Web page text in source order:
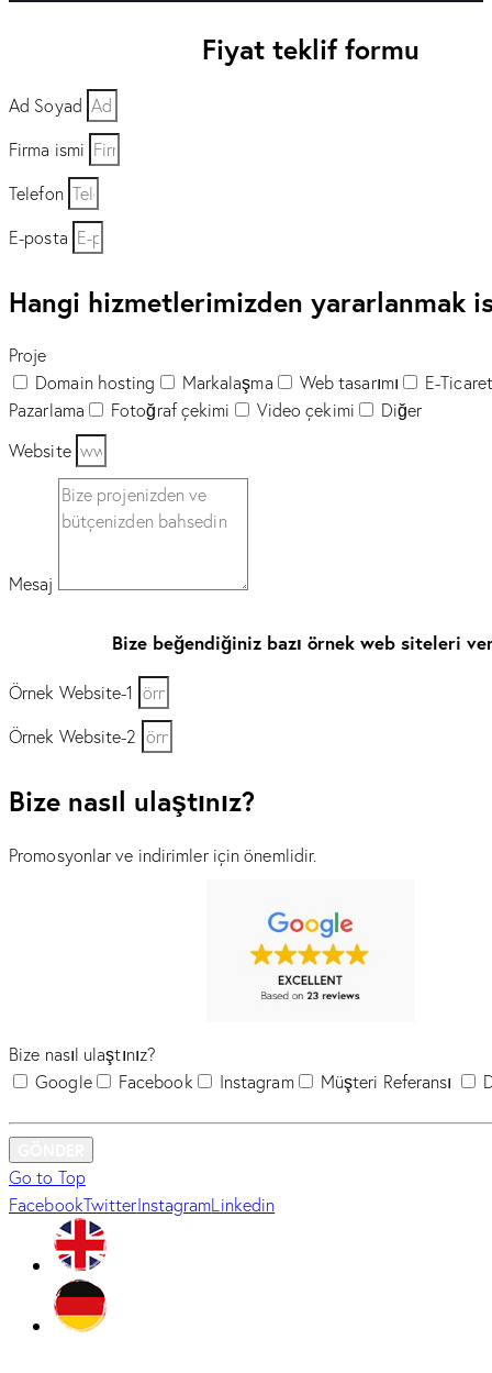
Fiyat teklif formu
Ad Soyad
Firma ismi
Telefon
E-posta
Hangi hizmetlerimizden yararlanmak
Proje
Domain hosting
Markalaşma Web tasarımı
E-Ticaret
Pazarlama
Fotoğraf çekimi Video çekimi
Diğer
Website
Mesaj
Bize beğendiğiniz bazı örnek web siteleri
Örnek Website-1
Örnek Website-2
Bize nasıl ulaştınız?
Promosyonlar ve indirimler için önemlidir.
Bize nasıl ulaştınız?
Google
Facebook Instagram Müşteri Referansı
Go to Top
FacebookTwitterInstagramLinkedin